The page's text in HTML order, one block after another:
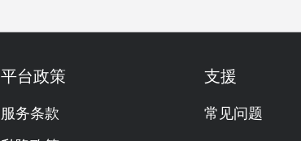
平台政策
服务条款
支援
常见问题